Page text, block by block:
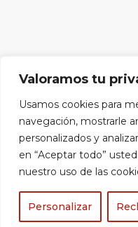
Valoramos tu
Usamos cookies para
navegación, mostrarle
personalizados y
en “Aceptar todo”
nuestro uso de las
Personalizar